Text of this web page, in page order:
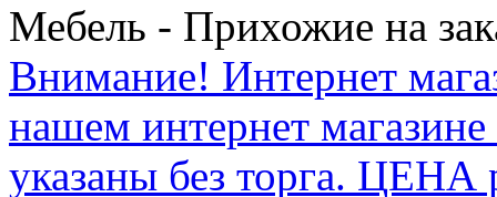
Мебель - Прихожие на
Внимание! Интернет
нашем интернет
указаны без торга.